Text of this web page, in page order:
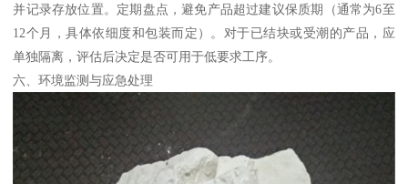
并记录存放位置。定期盘点，避免产品超过建议保质期（通常为6至
12个月，具体依细度和包装而定）。对于已结块或受潮的产品，应
单独隔离，评估后决定是否可用于低要求工序。
六、环境监测与应急处理